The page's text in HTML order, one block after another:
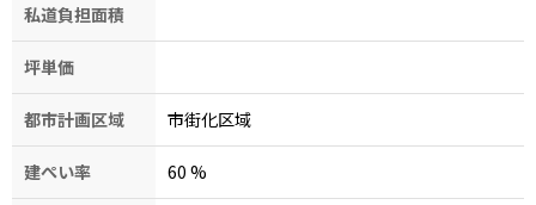
私道負担面積
坪単価
都市計画区域 市街化区域
建ぺい率 60 %